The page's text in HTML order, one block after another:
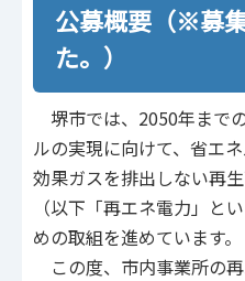
公募概要（※募
た。）
堺市では、2050年まで
ルの実現に向けて、省エ
効果ガスを排出しない再
（以下「再エネ電力」と
めの取組を進めています。
この度、市内事業所の